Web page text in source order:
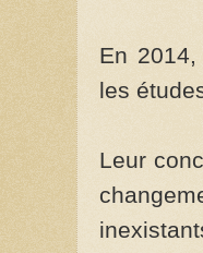
En
les
Leur